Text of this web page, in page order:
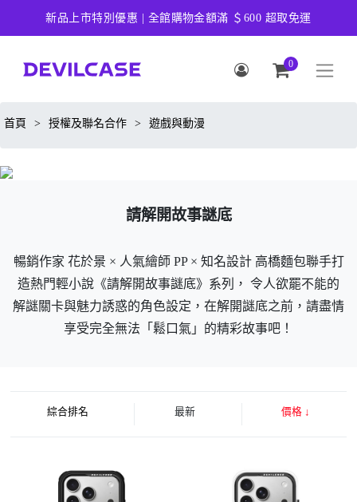
新品上市特別優惠 | 全館購物金額滿 ＄600 超取免運
0
首頁 > 授權及聯名合作 > 遊戲與動漫
請解開故事謎底
暢銷作家 花於景 × 人氣繪師 PP × 知名設計 高橋麵包聯手打
造熱門輕小說《請解開故事謎底》系列， 令人欲罷不能的
解謎關卡與魅力誘惑的角色設定，在解開謎底之前，請盡情
享受完全無法「鬆口氣」的精彩故事吧！
綜合排名 最新 價格 ↓